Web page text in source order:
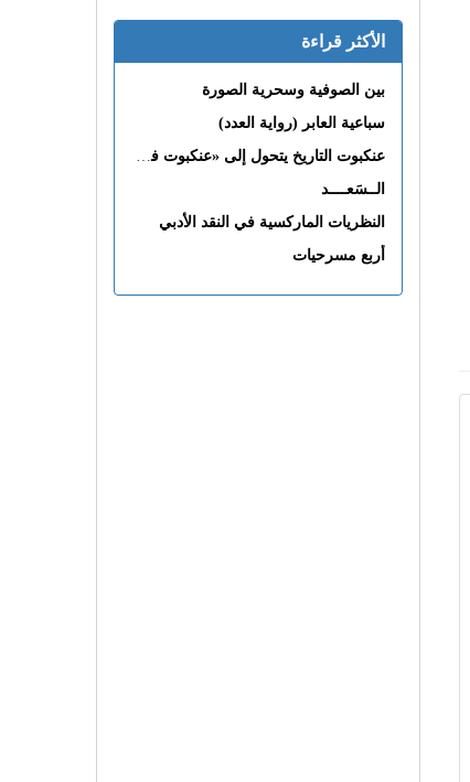
الأكثر قراءة
بين الصوفية وسحرية الصورة
سباعية العابر (رواية العدد)
عنكبوت التاريخ يتحول إلى «عنكبوت فى القلب»
الــسَعــــد
النظريات الماركسية في النقد الأدبي
أربع مسرحيات